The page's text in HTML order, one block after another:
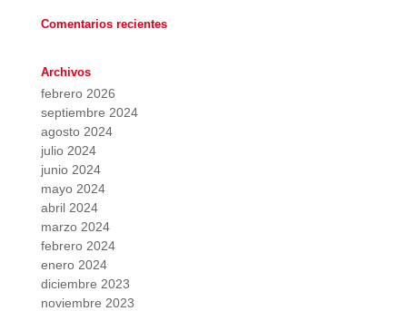
Comentarios recientes
Archivos
febrero 2026
septiembre 2024
agosto 2024
julio 2024
junio 2024
mayo 2024
abril 2024
marzo 2024
febrero 2024
enero 2024
diciembre 2023
noviembre 2023